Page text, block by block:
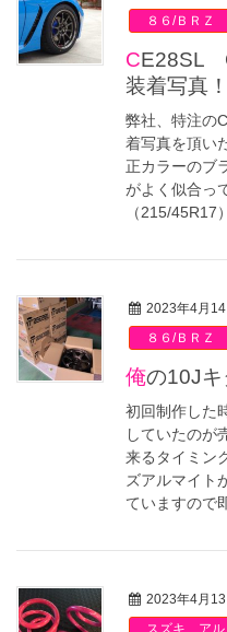
８６/ＢＲＺ
CE28SL GR86 ブライトブルー
装着写真！
弊社、特注の
着写真を頂い
正カラーのブ
がよく似合っ
（215/
2023年4月14
８６/ＢＲＺ
俺の10J
初回制作した
していたのが
来るタイミン
ズアルマイト
ていますので
2023年4月13
スズキ ア